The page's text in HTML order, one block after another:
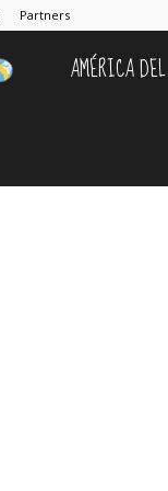
Partners
Lugares
AMÉRICA